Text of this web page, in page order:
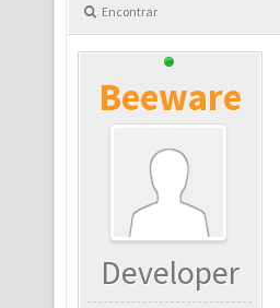
Encontrar
Beeware
Developer